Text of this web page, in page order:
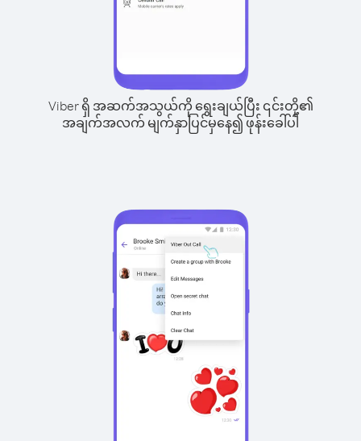
Viber ရှိ အဆက်အသွယ်ကို ရွေးချယ်ပြီး ၎င်းတို့၏
အချက်အလက် မျက်နှာပြင်မှနေ၍ ဖုန်းခေါ်ပါ